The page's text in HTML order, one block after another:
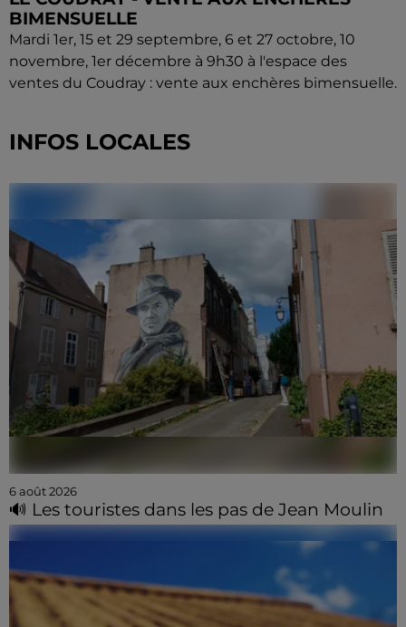
BIMENSUELLE
Mardi 1er, 15 et 29 septembre, 6 et 27 octobre, 10
novembre, 1er décembre à 9h30 à l'espace des
ventes du Coudray : vente aux enchères bimensuelle.
INFOS LOCALES
6 août 2026
🔊 Les touristes dans les pas de Jean Moulin